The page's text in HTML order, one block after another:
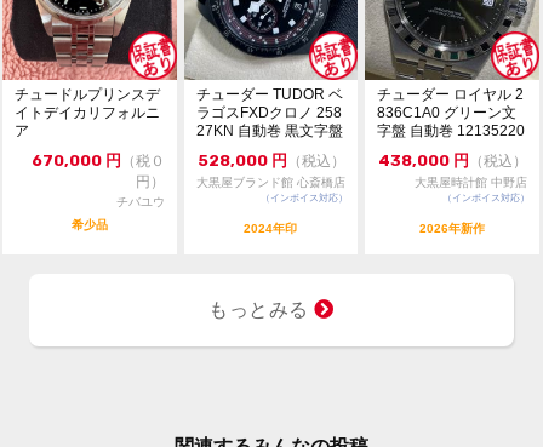
チュードルプリンスデ
イトデイカリフォルニ
ア
670,000 円
（税０
円）
チバユウ
希少品
チューダー TUDOR ベ
ラゴスFXDクロノ 258
27KN 自動巻 黒文字盤
528,000 円 （税込）
大黒屋ブランド館 心斎橋店
（インボイス対応）
2024年印
チューダー ロイヤル 2
836C1A0 グリーン文
字盤 自動巻 12135220
438,000 円 （税込）
大黒屋時計館 中野店
（インボイス対応）
2026年新作
もっとみる